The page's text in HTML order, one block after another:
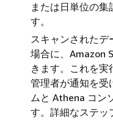
または日単位の集
す。
スキャンされたデ
場合に、Amazon
きます。これを
管理者が通知を受
ムと Athena コン
す。詳細なステッ